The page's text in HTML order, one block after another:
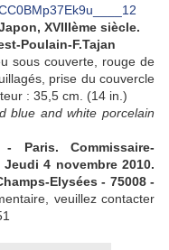
XVIIIème siècle.
Poulain-F.Tajan
sous couverte, rouge de
prise du couvercle
: 35,5 cm. (14 in.)
blue and white porcelain
- Paris. Commissaire-
4 novembre 2010.
Elysées - 75008 -
veuillez contacter